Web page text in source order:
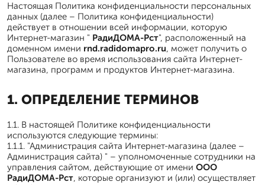
Настоящая Политика конфиденциальности персональных
данных (далее – Политика конфиденциальности)
действует в отношении всей информации, которую
Интернет-магазин " РадиДОМА-Рст", расположенный на
доменном имени rnd.radidomapro.ru, может получить о
Пользователе во время использования сайта Интернет-
магазина, программ и продуктов Интернет-магазина.
1. ОПРЕДЕЛЕНИЕ ТЕРМИНОВ
1.1. В настоящей Политике конфиденциальности
используются следующие термины:
1.1.1. "Администрация сайта Интернет-магазина (далее –
Администрация сайта) " – уполномоченные сотрудники на
управления сайтом, действующие от имени ООО
РадиДОМА-Рст, которые организуют и (или) осуществляет